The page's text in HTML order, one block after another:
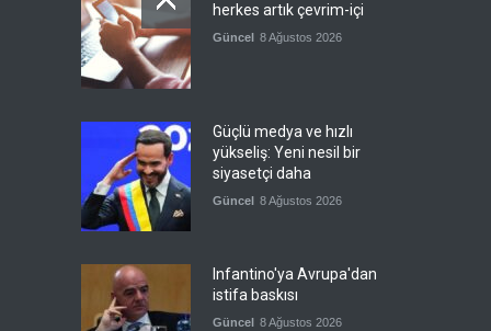
herkes artık çevrim-içi
Güncel 8 Ağustos 2026
Güçlü medya ve hızlı
yükseliş: Yeni nesil bir
siyasetçi daha
Güncel 8 Ağustos 2026
Infantino'ya Avrupa'dan
istifa baskısı
Güncel 8 Ağustos 2026